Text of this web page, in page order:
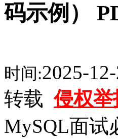
码示例）
时间:2025-
转载侵权举
MySQL面试